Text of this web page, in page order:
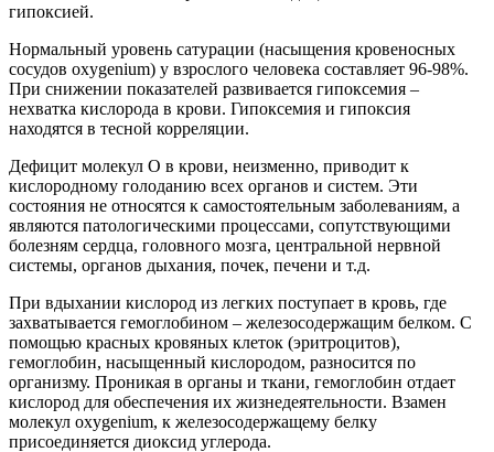
гипоксией.
Нормальный уровень сатурации (насыщения кровеносных
сосудов oxygenium) у взрослого человека составляет 96-98%.
При снижении показателей развивается гипоксемия –
нехватка кислорода в крови. Гипоксемия и гипоксия
находятся в тесной корреляции.
Дефицит молекул О в крови, неизменно, приводит к
кислородному голоданию всех органов и систем. Эти
состояния не относятся к самостоятельным заболеваниям, а
являются патологическими процессами, сопутствующими
болезням сердца, головного мозга, центральной нервной
системы, органов дыхания, почек, печени и т.д.
При вдыхании кислород из легких поступает в кровь, где
захватывается гемоглобином – железосодержащим белком. С
помощью красных кровяных клеток (эритроцитов),
гемоглобин, насыщенный кислородом, разносится по
организму. Проникая в органы и ткани, гемоглобин отдает
кислород для обеспечения их жизнедеятельности. Взамен
молекул oxygenium, к железосодержащему белку
присоединяется диоксид углерода.